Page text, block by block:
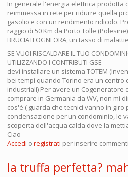
In generale l'energia elettrica prodotta
reimmessa in rete per ridurre quella
gasolio e con un rendimento ridicolo.
raggio di 50 Km da Porto Tolle (Polesine)
BRUCIATI OGNI ORA, un tasso di
SE VUOI RISCALDARE IL TUO
UTILIZZANDO I CONTRIBUTI GSE
devi installare un sistema TOTEM
bei tempi quando Torino era un centro
industriali) Per avere un Cogeneratore
comprare in Germania da WV, non mi
cos'è ( guarda che tecnici vanno in giro
condensazione per un condominio, le
scoperta dell'acqua calda dove la
Ciao
Accedi o registrati per inserire
la truffa perfetta?